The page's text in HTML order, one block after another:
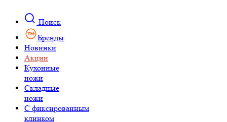
Поиск
Бренды
Новинки
Акции
Кухонные
ножи
Складные
ножи
C фиксированным
клинком